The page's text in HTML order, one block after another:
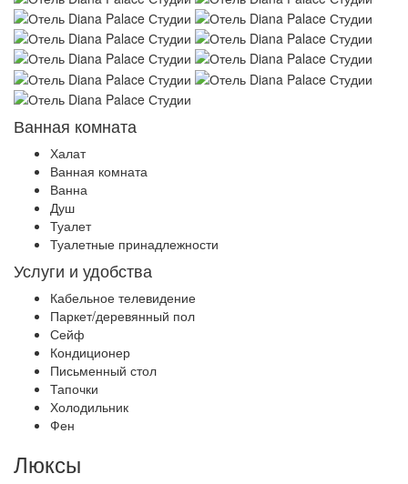
Ванная комната
Халат
Ванная комната
Ванна
Душ
Туалет
Туалетные принадлежности
Услуги и удобства
Кабельное телевидение
Паркет/деревянный пол
Сейф
Кондиционер
Письменный стол
Тапочки
Холодильник
Фен
Люксы